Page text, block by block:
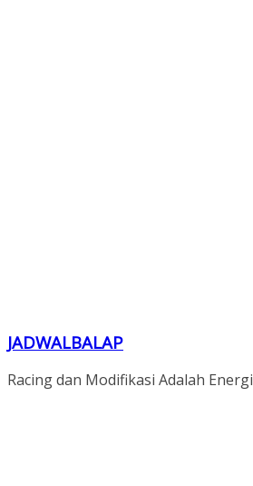
JADWALBALAP
Racing dan Modifikasi Adalah Energi